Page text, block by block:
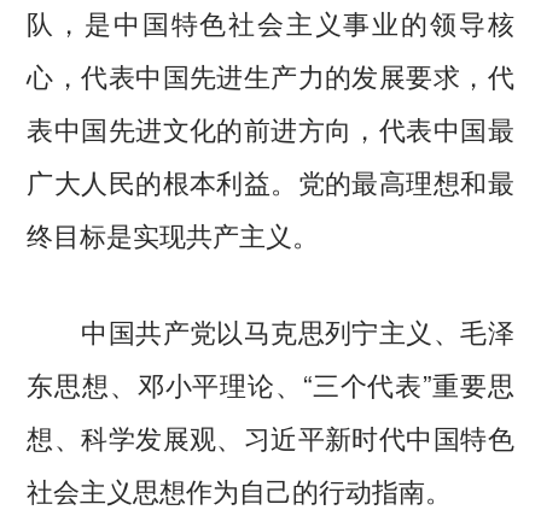
队，是中国特色社会主义事业的领导核
心，代表中国先进生产力的发展要求，代
表中国先进文化的前进方向，代表中国最
广大人民的根本利益。党的最高理想和最
终目标是实现共产主义。
中国共产党以马克思列宁主义、毛泽
东思想、邓小平理论、“三个代表”重要思
想、科学发展观、习近平新时代中国特色
社会主义思想作为自己的行动指南。